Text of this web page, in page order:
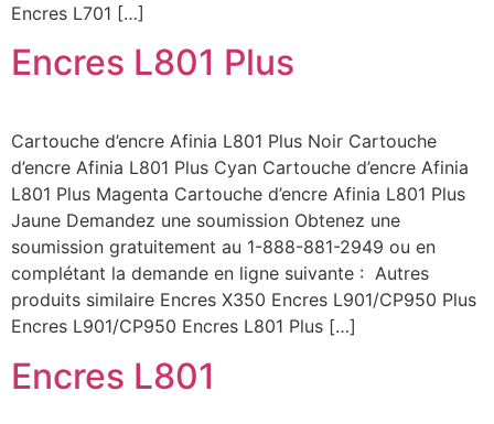
Encres L701 […]
Encres L801 Plus
Cartouche d’encre Afinia L801 Plus Noir Cartouche
d’encre Afinia L801 Plus Cyan Cartouche d’encre Afinia
L801 Plus Magenta Cartouche d’encre Afinia L801 Plus
Jaune Demandez une soumission Obtenez une
soumission gratuitement au 1-888-881-2949 ou en
complétant la demande en ligne suivante : Autres
produits similaire Encres X350 Encres L901/CP950 Plus
Encres L901/CP950 Encres L801 Plus […]
Encres L801